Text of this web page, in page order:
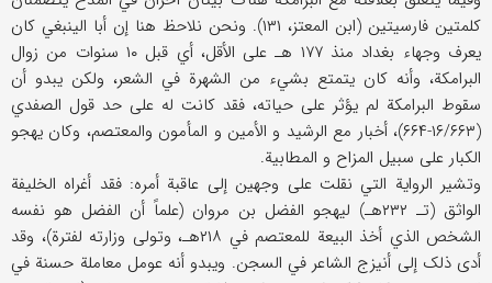
کلمتین فارسیتین (ابن المعتز، ۱۳۱). ونحن نلاحظ هنا إن أبا الینبغي کان
یعرف وجهاء بغداد منذ ۱۷۷ هـ علی الأقل، أي قبل ۱۰ سنوات من زوال
البرامکة، وأنه کان یتمتع بشيء من الشهرة في الشعر، ولکن یبدو أن
سقوط البرامکة لم یؤثر علی حیاته، فقد کانت له علی حد قول الصفدي
(۱۶/۶۶۳-۶۶۴)، أخبار مع الرشید و الأمین و المأمون والمعتصم، وکان یهجو
الکبار علی سبیل المزاح و المطابیة.
وتشیر الروایة التي نقلت علی وجهین إلی عاقبة أمره: فقد أغراه الخلیفة
الواثق (تـ ۲۳۲هـ) لیهجو الفضل بن مروان (علماً أن الفضل هو نفسه
الشخص الذي أخذ البیعة للمعتصم في ۲۱۸هـ، وتولی وزارته لفترة)، وقد
أدی ذلک إلی أنیزج الشاعر في السجن. ویبدو أنه عومل معاملة حسنة في